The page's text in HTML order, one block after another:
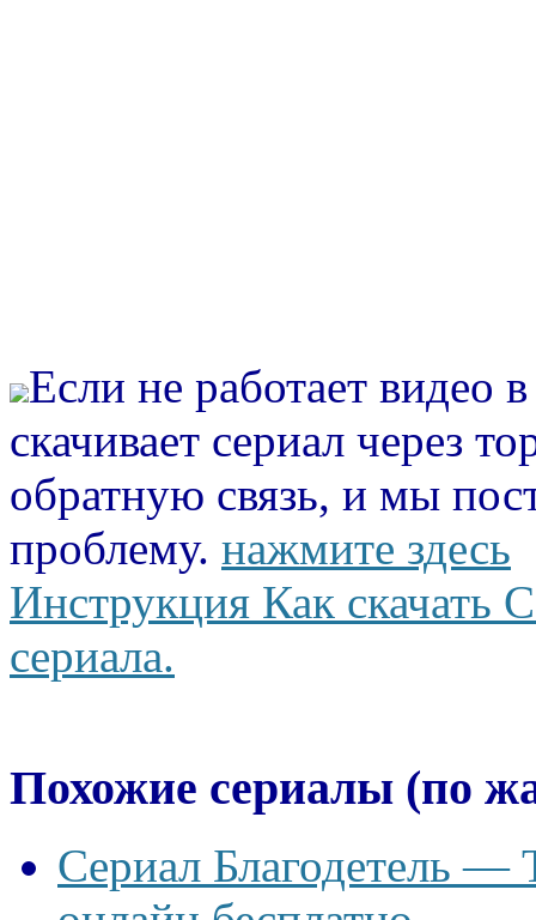
Если не работает видео
скачивает сериал через
обратную связь, и мы
проблему. нажмите здесь
Инструкция Как скачать
сериала.
Похожие сериалы (по
Сериал Благодетель —